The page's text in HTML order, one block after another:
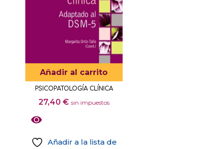
Añadir al carrito
PSICOPATOLOGÍA CLÍNICA
27,40 € sin impuestos
Añadir a la lista de